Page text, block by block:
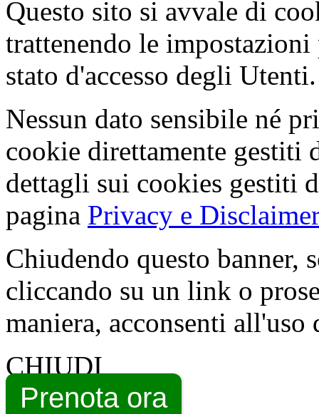
Questo sito si avvale di
trattenendo le
stato d'accesso degli Utenti.
Nessun dato sensibile né
cookie direttamente gestiti
dettagli sui cookies gestiti
pagina Privacy e Disclaimer
Chiudendo questo banner,
cliccando su un link o
maniera, acconsenti all'uso
CHIUDI
Prenota ora